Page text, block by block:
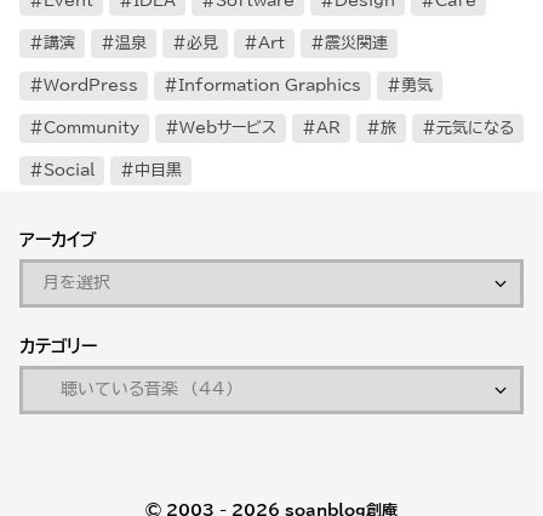
講演 温泉 必見 Art 震災関連
WordPress Information Graphics 勇気
Community Webサービス AR 旅 元気になる
Social 中目黒
アーカイブ
カテゴリー
© 2003 - 2026 soanblog創庵